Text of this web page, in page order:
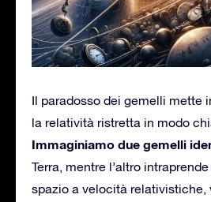
Il paradosso dei gemelli mette
la relatività ristretta in modo
Immaginiamo due gemelli
Terra, mentre l’altro
spazio a velocità relativistiche,